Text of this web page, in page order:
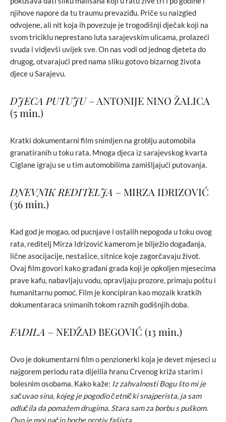
njihove napore da tu traumu prevaziđu. Priče su naizgled
odvojene, ali nit koja ih povezuje je trogodišnji dječak koji na
svom triciklu neprestano luta sarajevskim ulicama, prolazeći
svuda i vidjevši uvijek sve. On nas vodi od jednog djeteta do
drugog, otvarajući pred nama sliku gotovo bizarnog života
djece u Sarajevu.
DJECA PUTUJU– ANTONIJE NINO ŽALICA
(5 min.)
Kratki dokumentarni film snimljen na groblju automobila
granatiranih u toku rata. Mnoga djeca iz sarajevskog kvarta
Ciglane igraju se u tim automobilima zamišljajući putovanja.
DNEVNIK REDITELJA – MIRZA IDRIZOVIĆ
(36 min.)
Kad god je mogao, od pucnjave i ostalih nepogoda u toku ovog
rata, reditelj Mirza Idrizović kamerom je bilježio događanja,
lične asocijacije, nestašice, sitnice koje zagorčavaju život.
Ovaj film govori kako građani grada koji je opkoljen mjesecima
prave kafu, nabavljaju vodu, opravljaju prozore, primaju poštu i
humanitarnu pomoć. Film je koncipiran kao mozaik kratkih
dokumentaraca snimanih tokom raznih godišnjih doba.
FADILA – NEDŽAD BEGOVIĆ (13 min.)
Ovo je dokumentarni film o penzionerki koja je devet mjeseci u
najgorem periodu rata dijelila hranu Crvenog križa starim i
bolesnim osobama. Kako kaže: Iz zahvalnosti Bogu što mi je
sačuvao sina, kojeg je pogodio četnički snajperista, ja sam
odlučila da pomažem drugima. Stara sam za borbu s puškom.
Ovo je moj način borbe protiv fašista.